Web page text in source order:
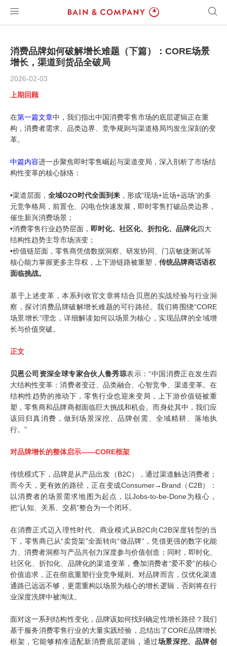
消费品牌如何破解增长难题（下篇）：CORE场景
增长，渠道到货品全破局
2026-02-03
上期回顾
在第一篇文章中，我们指出中国消费零售市场的底层逻辑正在重
构，消费者需求、品类边界、竞争规则与渠道格局均发生深刻的变
革。
中篇内容进一步聚焦即时零售崛起与渠道变局，深入剖析了市场结
构性变革的核心脉络：
•渠道层面， 全域O2O时代全面到来 ，形成“现场+近场+远场”的多
元竞争格局，前置仓、闪电仓快速发展，即时零售打破品类边界，
催生新兴消费场景；
•消费零售行业趋势层面， 即时化、社区化、折扣化、品牌化四大
结构性趋势主导市场演变；
•价值链层面，零售商凭借数据洞察、研发协同、门店敏捷测试等
核心能力掌握更多主导权，上下游链路被重塑， 传统品牌商话语权
面临挑战。
基于上述变革，本系列收官文章将结合贝恩的实战经验与行业洞
察，探讨消费品牌破解增长难题的可行路径。我们将围绕“CORE
场景增长”理念，详细解读如何以场景为核心，实现品牌的全域增
长与价值突破。
正文
贝恩公司资深全球专家合伙人鲁秀琼表示：“中国消费正在发生四
大结构性变革：消费者变迁、品类融合、心智竞争、渠道变革。在
结构性趋势的推动下，零售行业也迎来变局，上下游价值链被重
塑，零售商和品牌商都面临巨大挑战和机会。而身处其中，我们应
该回归真消费，做到场景深挖、品牌创需、全域精耕、落地执
行。”
对品牌增长的整体启示——CORE框架
传统模式下，品牌是从产品出发（B2C），通过渠道触达消费者；
而今天，更有效的路径，正在变成Consumer→Brand（C2B）：
以消费者的场景需求地图为起点，以Jobs-to-be-Done为核心，
把“认知、关系、交易”整合为一个闭环。
在消费正式迈入理性时代、商业模式从B2C向C2B深度转型的当
下，零售商已从“卖货架”全面转向“做品牌”，凭借更强的数字化能
力、消费者洞察与产品共创力深度参与价值创造；同时，即时化、
社区化、折扣化、品牌化的渠道变革，叠加消费者“爱不爱”的核心
价值追求，正在彻底重塑行业竞争规则。对品牌而言，仅优化渠道
通路已远远不够，更需重构以场景为核心的增长逻辑，否则将在行
业深度洗牌中被淘汰。
面对这一系列结构性变化，品牌该如何找到确定性增长路径？我们
基于服务消费零售行业的大量实践经验，总结出了CORE品牌增长
框架，它能够精准适配新消费底层逻辑，通过场景深挖、品牌创